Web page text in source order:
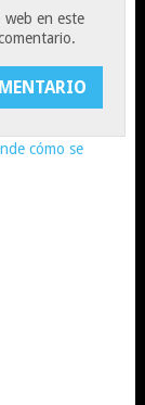
en este
cómo se